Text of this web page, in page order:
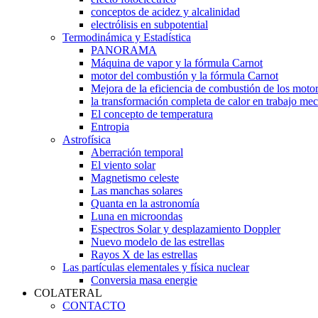
conceptos de acidez y alcalinidad
electrólisis en subpotential
Termodinámica y Estadística
PANORAMA
Máquina de vapor y la fórmula Carnot
motor del combustión y la fórmula Carnot
Mejora de la eficiencia de combustión de los
la transformación completa de calor en trabajo
El concepto de temperatura
Entropia
Astrofísica
Aberración temporal
El viento solar
Magnetismo celeste
Las manchas solares
Quanta en la astronomía
Luna en microondas
Espectros Solar y desplazamiento Doppler
Nuevo modelo de las estrellas
Rayos X de las estrellas
Las partículas elementales y física nuclear
Conversia masa energie
COLATERAL
CONTACTO